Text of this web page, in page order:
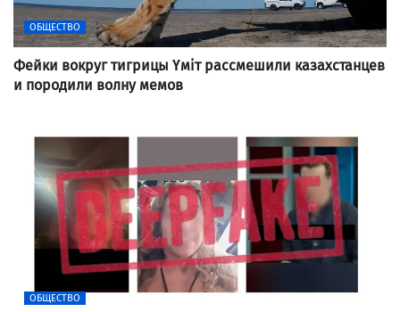
ОБЩЕСТВО
Фейки вокруг тигрицы Үміт рассмешили казахстанцев
и породили волну мемов
ОБЩЕСТВО